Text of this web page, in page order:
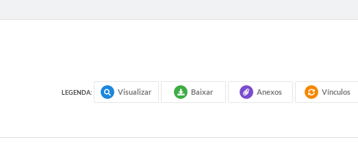
LEGENDA: Visualizar Baixar Anexos Vínculos